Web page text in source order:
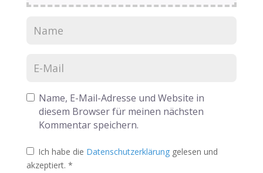
Name, E-Mail-Adresse und Website in
diesem Browser für meinen nächsten
Kommentar speichern.
Ich habe die Datenschutzerklärung gelesen und
akzeptiert. *